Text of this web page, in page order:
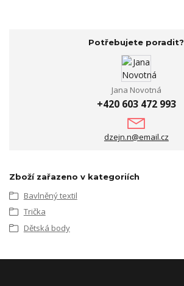
Potřebujete poradit?
Jana Novotná
+420 603 472 993
dzejn.n@email.cz
Zboží zařazeno v kategoriích
Bavlněný textil
Trička
Dětská body